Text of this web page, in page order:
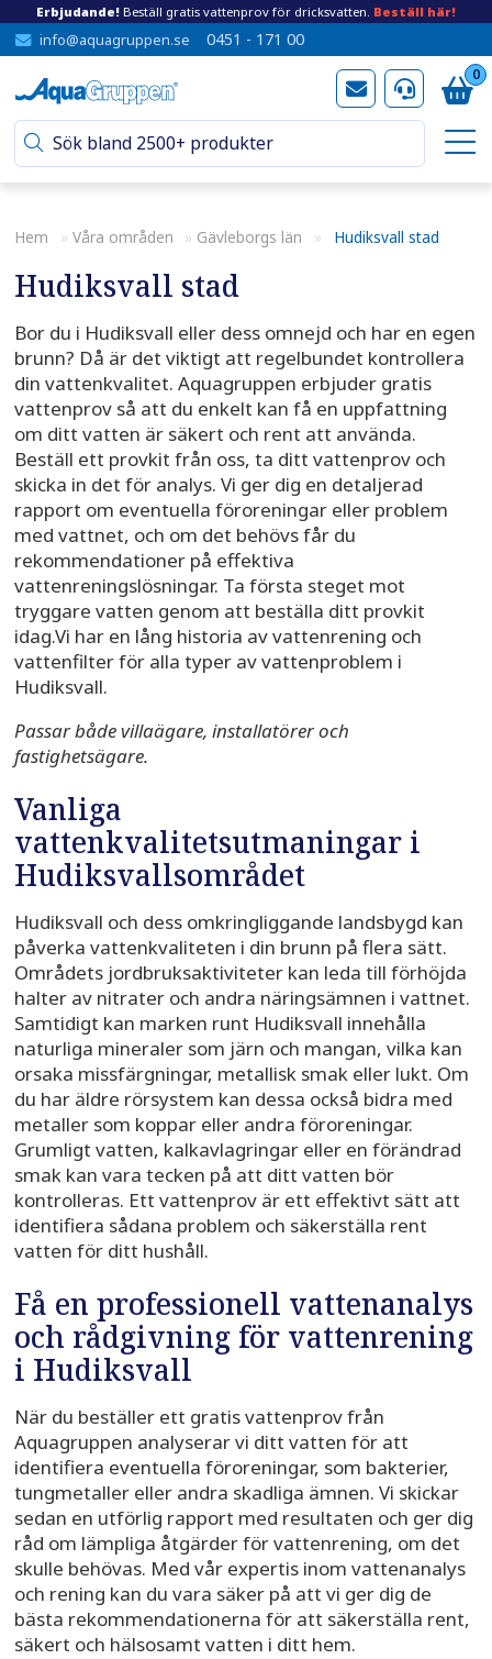
Erbjudande! Beställ gratis vattenprov för dricksvatten. Beställ här!
info@aquagruppen.se 0451 - 171 00
0
Hem » Våra områden » Gävleborgs län » Hudiksvall stad
Hudiksvall stad
Bor du i Hudiksvall eller dess omnejd och har en egen
brunn? Då är det viktigt att regelbundet kontrollera
din vattenkvalitet. Aquagruppen erbjuder gratis
vattenprov så att du enkelt kan få en uppfattning
om ditt vatten är säkert och rent att använda.
Beställ ett provkit från oss, ta ditt vattenprov och
skicka in det för analys. Vi ger dig en detaljerad
rapport om eventuella föroreningar eller problem
med vattnet, och om det behövs får du
rekommendationer på effektiva
vattenreningslösningar. Ta första steget mot
tryggare vatten genom att beställa ditt provkit
idag.Vi har en lång historia av vattenrening och
vattenfilter för alla typer av vattenproblem i
Hudiksvall.
Passar både villaägare, installatörer och
fastighetsägare.
Vanliga
vattenkvalitetsutmaningar i
Hudiksvallsområdet
Hudiksvall och dess omkringliggande landsbygd kan
påverka vattenkvaliteten i din brunn på flera sätt.
Områdets jordbruksaktiviteter kan leda till förhöjda
halter av nitrater och andra näringsämnen i vattnet.
Samtidigt kan marken runt Hudiksvall innehålla
naturliga mineraler som järn och mangan, vilka kan
orsaka missfärgningar, metallisk smak eller lukt. Om
du har äldre rörsystem kan dessa också bidra med
metaller som koppar eller andra föroreningar.
Grumligt vatten, kalkavlagringar eller en förändrad
smak kan vara tecken på att ditt vatten bör
kontrolleras. Ett vattenprov är ett effektivt sätt att
identifiera sådana problem och säkerställa rent
vatten för ditt hushåll.
Få en professionell vattenanalys
och rådgivning för vattenrening
i Hudiksvall
När du beställer ett gratis vattenprov från
Aquagruppen analyserar vi ditt vatten för att
identifiera eventuella föroreningar, som bakterier,
tungmetaller eller andra skadliga ämnen. Vi skickar
sedan en utförlig rapport med resultaten och ger dig
råd om lämpliga åtgärder för vattenrening, om det
skulle behövas. Med vår expertis inom vattenanalys
och rening kan du vara säker på att vi ger dig de
bästa rekommendationerna för att säkerställa rent,
säkert och hälsosamt vatten i ditt hem.